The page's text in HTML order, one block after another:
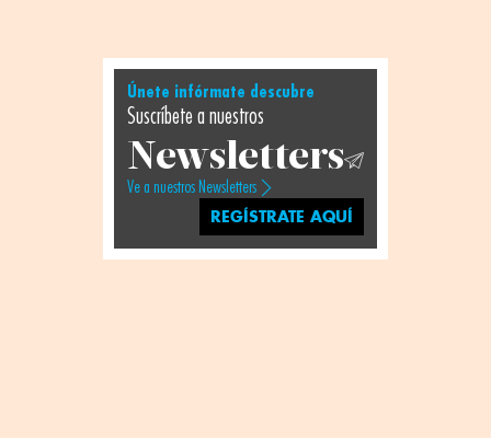
Únete infórmate descubre
Suscríbete a nuestros
Newsletters
Ve a nuestros Newsletters
REGÍSTRATE AQUÍ